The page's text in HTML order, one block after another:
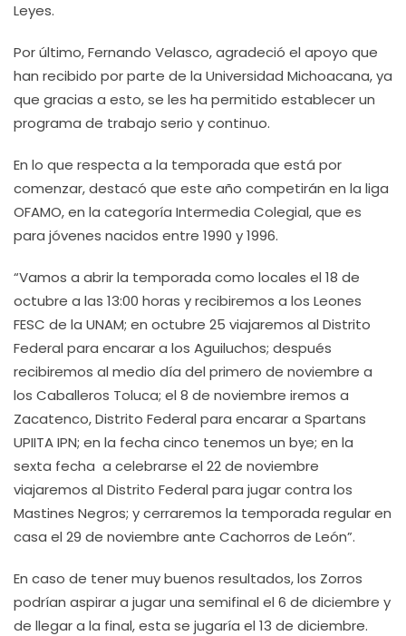
Leyes.
Por último, Fernando Velasco, agradeció el apoyo que
han recibido por parte de la Universidad Michoacana, ya
que gracias a esto, se les ha permitido establecer un
programa de trabajo serio y continuo.
En lo que respecta a la temporada que está por
comenzar, destacó que este año competirán en la liga
OFAMO, en la categoría Intermedia Colegial, que es
para jóvenes nacidos entre 1990 y 1996.
“Vamos a abrir la temporada como locales el 18 de
octubre a las 13:00 horas y recibiremos a los Leones
FESC de la UNAM; en octubre 25 viajaremos al Distrito
Federal para encarar a los Aguiluchos; después
recibiremos al medio día del primero de noviembre a
los Caballeros Toluca; el 8 de noviembre iremos a
Zacatenco, Distrito Federal para encarar a Spartans
UPIITA IPN; en la fecha cinco tenemos un bye; en la
sexta fecha a celebrarse el 22 de noviembre
viajaremos al Distrito Federal para jugar contra los
Mastines Negros; y cerraremos la temporada regular en
casa el 29 de noviembre ante Cachorros de León”.
En caso de tener muy buenos resultados, los Zorros
podrían aspirar a jugar una semifinal el 6 de diciembre y
de llegar a la final, esta se jugaría el 13 de diciembre.